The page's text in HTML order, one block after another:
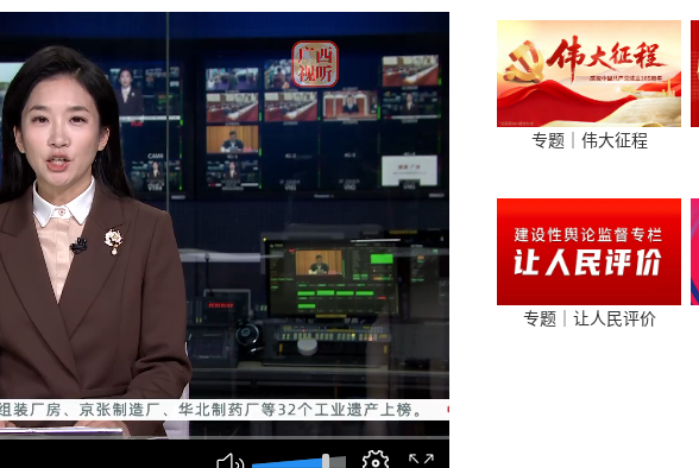
专题｜伟大征程
专题｜让人民评价